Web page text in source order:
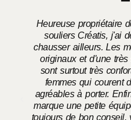
Heureuse propriétaire
souliers Créatis, j'ai
chausser ailleurs. Les
originaux et d'une
sont surtout très
femmes qui courent
agréables à porter.
marque une petite
toujours de bon conseil,